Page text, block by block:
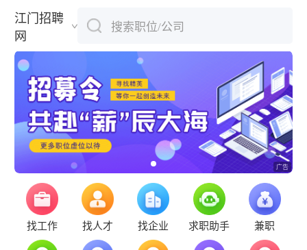
江门招聘
网
搜索职位/公司
下拉刷新
找工作 找人才 找企业 求职助手 兼职